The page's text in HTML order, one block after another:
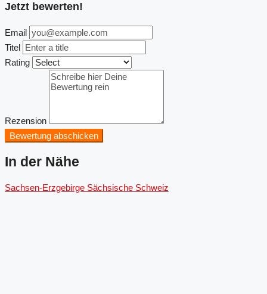
Jetzt bewerten!
Email
Titel
Rating
Rezension
Bewertung abschicken
In der Nähe
Sachsen-Erzgebirge Sächsische Schweiz